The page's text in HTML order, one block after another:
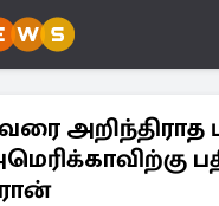
அறிந்திராத